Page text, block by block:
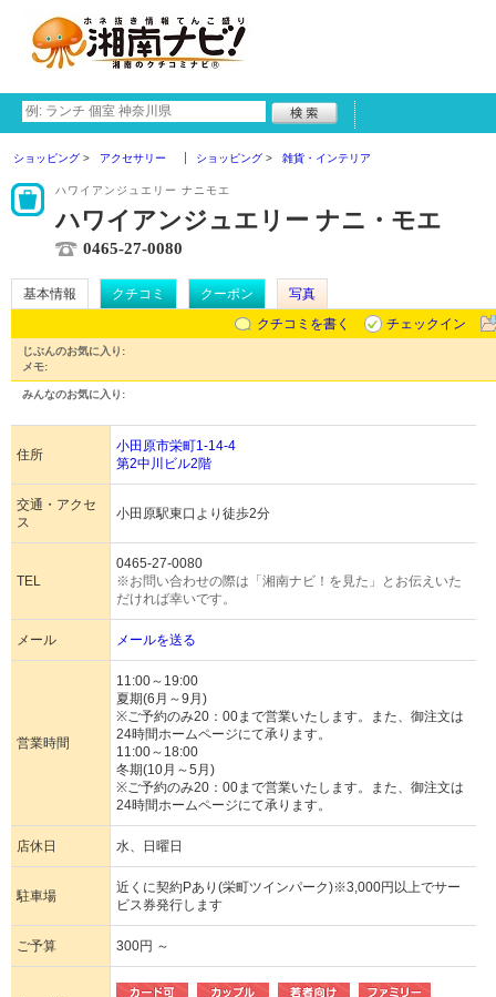
ショッピング アクセサリー ショッピング 雑貨・インテリア
ハワイアンジュエリー ナニモエ
ハワイアンジュエリー ナニ・モエ
0465-27-0080
基本情報 クチコミ クーポン
写真
クチコミを書く
チェックイン
じぶんのお気に入り:
メモ:
みんなのお気に入り:
住所
小田原市栄町1-14-4
第2中川ビル2階
交通・アクセ
ス
小田原駅東口より徒歩2分
TEL
0465-27-0080
※お問い合わせの際は「湘南ナビ！を見た」とお伝えいた
だければ幸いです。
メール メールを送る
営業時間
11:00～19:00
夏期(6月～9月)
※ご予約のみ20：00まで営業いたします。また、御注文は
24時間ホームページにて承ります。
11:00～18:00
冬期(10月～5月)
※ご予約のみ20：00まで営業いたします。また、御注文は
24時間ホームページにて承ります。
店休日 水、日曜日
駐車場
近くに契約Pあり(栄町ツインパーク)※3,000円以上でサー
ビス券発行します
ご予算 300円 ～